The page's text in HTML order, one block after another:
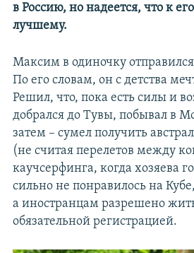
в Россию, но надеется, что к
лучшему.
Максим в одиночку отправился
По его словам, он с детства
Решил, что, пока есть силы и
добрался до Тувы, побывал в
затем – сумел получить
(не считая перелетов между
каучсерфинга, когда хозяева
сильно не понравилось на
а иностранцам разрешено
обязательной регистрацией.